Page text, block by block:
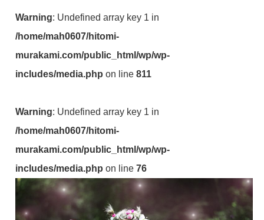
Warning: Undefined array key 1 in
/home/mah0607/hitomi-
murakami.com/public_html/wp/wp-
includes/media.php on line811
Warning: Undefined array key 1 in
/home/mah0607/hitomi-
murakami.com/public_html/wp/wp-
includes/media.php on line76